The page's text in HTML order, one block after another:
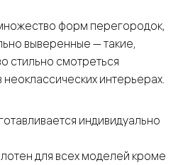
форм перегородок,
выверенные — такие,
стильно смотреться
неоклассических интерьерах.
индивидуально
для всех моделей кроме